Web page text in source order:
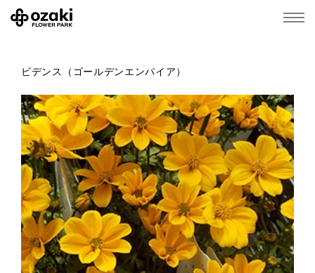
ビデンス（ゴールデンエンパイア）